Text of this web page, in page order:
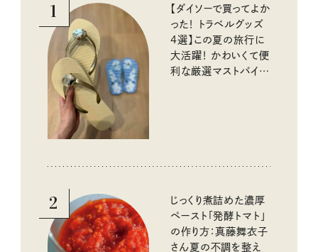
1
【ダイソーで買ってよか
った！ トラベルグッズ
4選】この夏の旅行に
大活躍！ かわいくて便
利な厳選マストバイア
2
じっくり煮詰めた濃厚
ペースト「発酵トマト」
の作り方：真藤舞衣子
さん夏の不調を整え